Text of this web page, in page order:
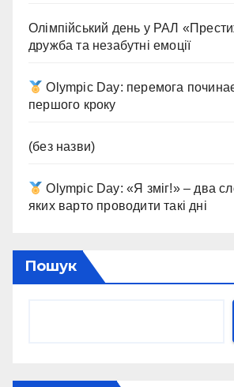
Олімпійський день у РАЛ
дружба та незабутні емоції
Olympic Day: перемога
першого кроку
(без назви)
Olympic Day: «Я зміг!» – два
яких варто проводити такі дні
Пошук